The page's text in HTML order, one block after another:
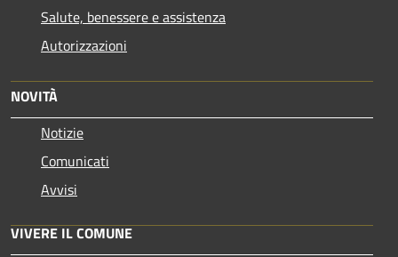
Salute, benessere e assistenza
Autorizzazioni
NOVITÀ
Notizie
Comunicati
Avvisi
VIVERE IL COMUNE